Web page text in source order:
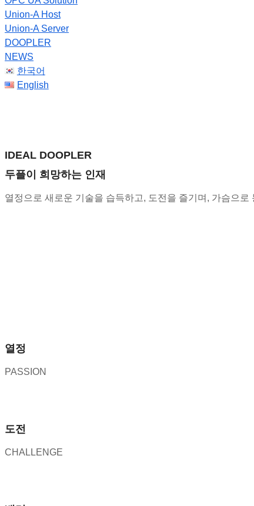
Union-A Host
Union-A Server
DOOPLER
NEWS
한국어
English
IDEAL DOOPLER
두플이 희망하는 인재
열정으로 새로운 기술을 습득하고, 도전을 즐기며, 가슴으로
열정
PASSION
도전
CHALLENGE